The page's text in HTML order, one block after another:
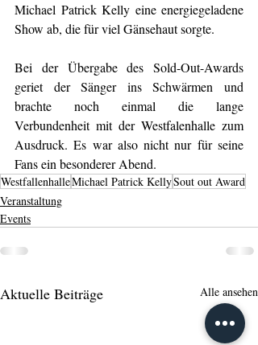
Michael Patrick Kelly eine energiegeladene
Show ab, die für viel Gänsehaut sorgte.
Bei der Übergabe des Sold-Out-Awards
geriet der Sänger ins Schwärmen und
brachte noch einmal die lange
Verbundenheit mit der Westfalenhalle zum
Ausdruck. Es war also nicht nur für seine
Fans ein besonderer Abend.
WestfallenhalleMichael Patrick KellySout out Award
Veranstaltung
Events
Aktuelle Beiträge Alle ansehen